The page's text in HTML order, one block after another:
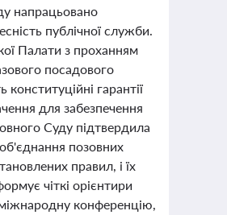
напрацьовано
публічної служби.
Палати з проханням
посадового
гарантії
для забезпечення
Суду підтвердила
позовних
правил, і їх
чіткі орієнтири
конференцію,